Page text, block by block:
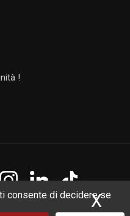
consente di decidere se
X
!
réservés. Développement